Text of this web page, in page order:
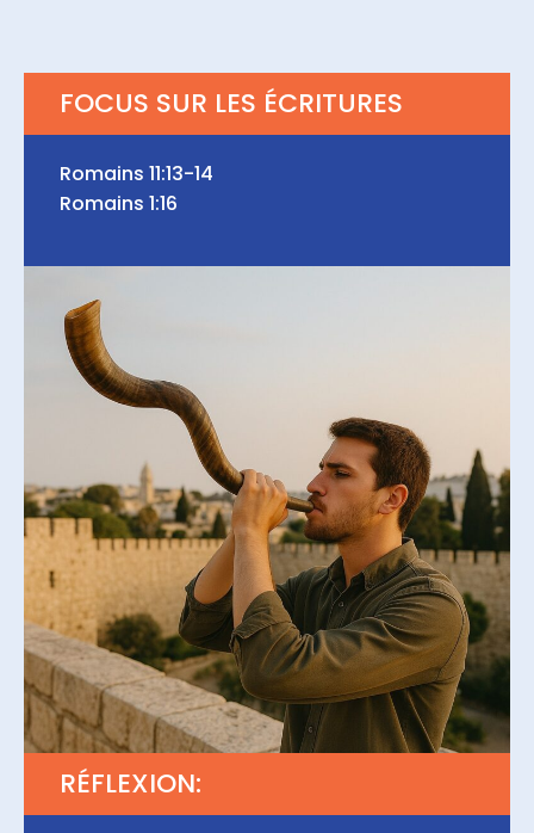
FOCUS SUR LES ÉCRITURES
Romains 11:13-14
Romains 1:16
RÉFLEXION: